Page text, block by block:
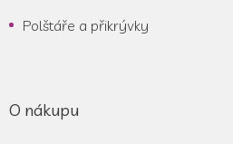
Polštáře a přikrývky
O nákupu